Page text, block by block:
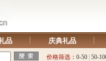
品 庆典礼品
价格筛选： 0-50 50-